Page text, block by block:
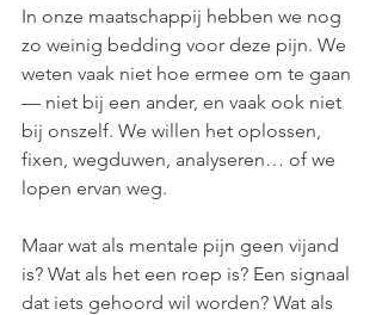
In onze maatschappij hebben we nog
zo weinig bedding voor deze pijn. We
weten vaak niet hoe ermee om te gaan
— niet bij een ander, en vaak ook niet
bij onszelf. We willen het oplossen,
fixen, wegduwen, analyseren… of we
lopen ervan weg.
Maar wat als mentale pijn geen vijand
is? Wat als het een roep is? Een signaal
dat iets gehoord wil worden? Wat als